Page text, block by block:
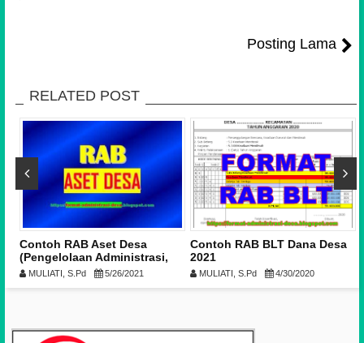
Posting Lama
RELATED POST
Contoh RAB Aset Desa
(Pengelolaan Administrasi,
Inventarisasi dan Penilaian)
MULIATI, S.Pd 5/26/2021
Contoh RAB BLT Dana Desa
2021
MULIATI, S.Pd 4/30/2020